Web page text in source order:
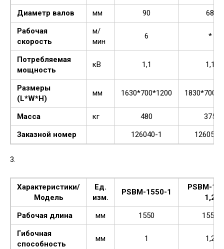
Диаметр валов мм 90
68
Рабочая
скорость
м/
мин
6 *
Потребляемая
мощность
кВ 1,1 1,1
Размеры
(L*W*H)
мм 1630*700*1200
Масса кг 480
375
Заказной номер
126040-1 126050-
3.
Характеристики/
Модель
Ед.
изм.
PSBM-1550-1
PSBM-
1,2
Рабочая длина
мм 1550
1550
Гибочная
способность
мм 1 1,2